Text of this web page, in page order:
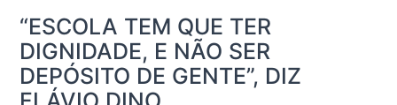
“ESCOLA TEM QUE TER
DIGNIDADE, E NÃO SER
DEPÓSITO DE GENTE”, DIZ